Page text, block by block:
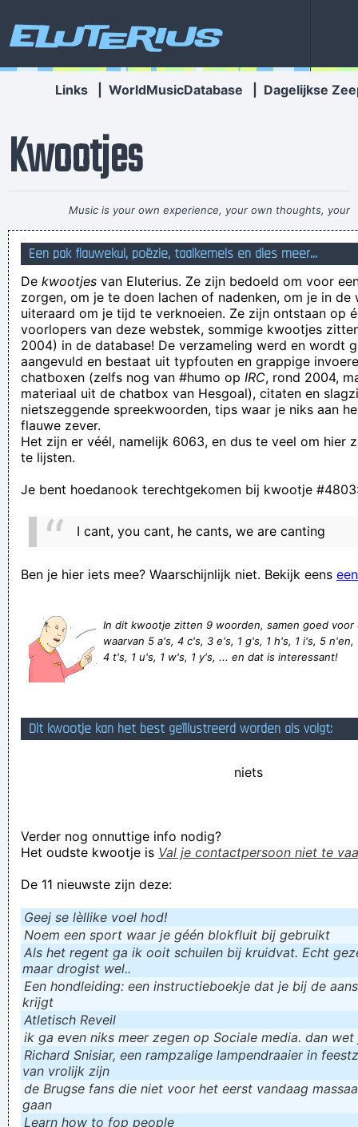
Eluterius
Links WorldMusicDatabase Dagelijkse
Kwootjes
Music is your own experience, your own thoughts, your
wisdom. If you don't live it, it won't come out of your horn.
They teach you there's a boundary line to music. But, man,
there's no boundary line to art.~ Charlie Parker
The Real Weird Beat-O-Matics
Ik vind mezelf de grappigste stendupkomiedien ter wereld.
Alex Fagnew
Giraud Dussassien, de méér dan 50 kilogram wegende
topvoetballer van Paris Saint Gordijn, kauwt papier tijdens het
Le Cannonier: het terrein waar op weekdagen schapen
Telbalkjes tegen je teelbaljes!
toevoegt. Ja, tovenarij als het ware
met de deur in de boter vallen
iemand heeft gekakt.
dus, het is beter dat het 's winters weer koud wordt, zodat
in het geval van nood eten we worst zonder brood
De piramides van Gizeh zijn gebouwd rond 2000 voor
christus. De mens was nogal ne handigaard dat hij nog maar
ontstaan was en dat allemaal direct kon ! zot zijn doet geen
zeer eh !
Verknoei je tijd op een nuttige manier!
Geej se lèllike voel hod!
Een pak flauwekul, poëzie, taalkemels en dies meer...
De kwootjes van Eluterius. Ze zijn bedoeld om voor
zorgen, om je te doen lachen of nadenken, om je in de
uiteraard om je tijd te verknoeien. Ze zijn ontstaan op
voorlopers van deze webstek, sommige kwootjes
2004) in de database! De verzameling werd en wordt
aangevuld en bestaat uit typfouten en grappige
chatboxen (zelfs nog van #humo op IRC, rond 2004,
materiaal uit de chatbox van Hesgoal), citaten en
nietszeggende spreekwoorden, tips waar je niks aan
flauwe zever.
Het zijn er véél, namelijk 6063, en dus te veel om hier
te lijsten.
Je bent hoedanook terechtgekomen bij kwootje
I cant, you cant, he cants, we are canting
Ben je hier iets mee? Waarschijnlijk niet. Bekijk eens
In dit kwootje zitten 9 woorden, samen goed
waarvan 5 a's, 4 c's, 3 e's, 1 g's, 1 h's, 1 i's, 5 n'en,
4 t's, 1 u's, 1 w's, 1 y's, ... en dat is interessant!
Dit kwootje kan het best geïllustreerd worden als volgt:
niets
Verder nog onnuttige info nodig?
Het oudste kwootje is Val je contactpersoon niet te
De 11 nieuwste zijn deze:
Geej se lèllike voel hod!
Noem een sport waar je géén blokfluit bij gebruikt
Als het regent ga ik ooit schuilen bij kruidvat. Echt
maar drogist wel..
Een hondleiding: een instructieboekje dat je bij de
krijgt
Atletisch Reveil
ik ga even niks meer zegen op Sociale media. dan
Richard Snisiar, een rampzalige lampendraaier in
van vrolijk zijn
de Brugse fans die niet voor het eerst vandaag
gaan
Learn how to fop people